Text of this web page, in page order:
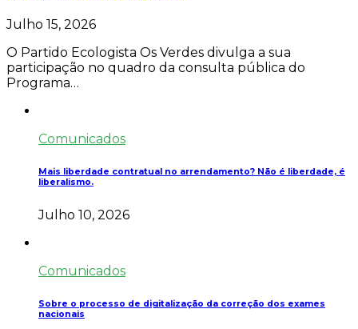
Julho 15, 2026
O Partido Ecologista Os Verdes divulga a sua
participação no quadro da consulta pública do
Programa…
Comunicados
Mais liberdade contratual no arrendamento? Não é liberdade, é
liberalismo.
Julho 10, 2026
Comunicados
Sobre o processo de digitalização da correção dos exames
nacionais